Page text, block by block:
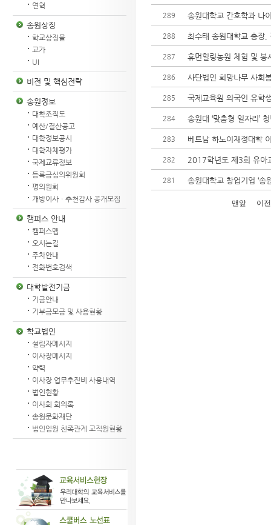
연혁
송원상징
학교상징물
교가
UI
비전 및 핵심전략
송원정보
대학조직도
예산/결산공고
대학정보공시
대학자체평가
국제교류정보
등록금심의위원회
평의원회
개방이사ㆍ추천감사 공개모집
캠퍼스 안내
캠퍼스맵
오시는길
주차안내
전화번호검색
대학발전기금
기금안내
기부금모금 및 사용현황
학교법인
설립자메시지
이사장메시지
약력
이사장 업무추진비 사용내역
법인현황
이사회 회의록
송원문화재단
법인임원 친족관계 교직원현황
289 송원대학교 간호학과 나
288 최수태 송원대학교 총장,
287 휴먼힐링농원 체험 및 봉
286 사단법인 희망나무 사회
285 국제교육원 외국인 유학
284 송원대 ‘맞춤형 일자리’
283 베트남 하노이재정대학
282 2017학년도 제3회 유아
281 송원대학교 창업기업 ‘송
맨앞 이전